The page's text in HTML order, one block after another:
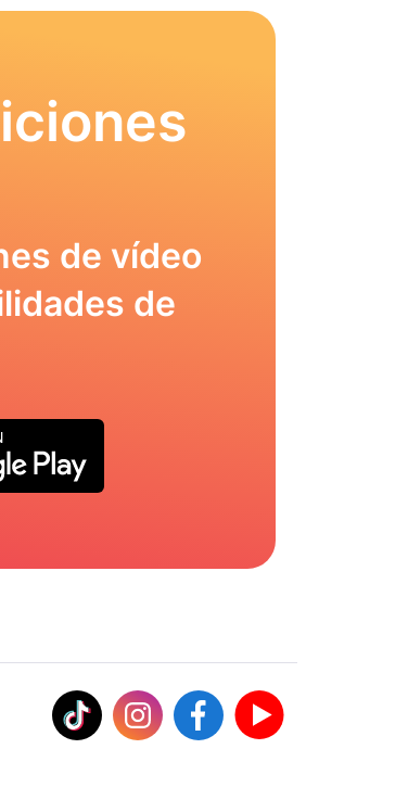
de vídeo
de